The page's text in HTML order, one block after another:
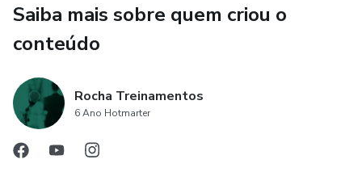
R (Retórica): Aperfeiçoar as técnicas de persuasão e
sua comunicação mais envolvente e eficaz.
P (Persuasão): Estudar os princípios da persuasão,
aprimorando sua capacidade de influenciar e convencer a
Saiba mais sobre quem criou o
conteúdo
Rocha Treinamentos
6 Ano Hotmarter